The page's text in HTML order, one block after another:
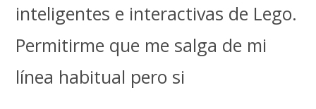
inteligentes e interactivas de Lego.
Permitirme que me salga de mi
línea habitual pero si